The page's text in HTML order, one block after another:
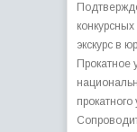
экскурс в
Прокатное